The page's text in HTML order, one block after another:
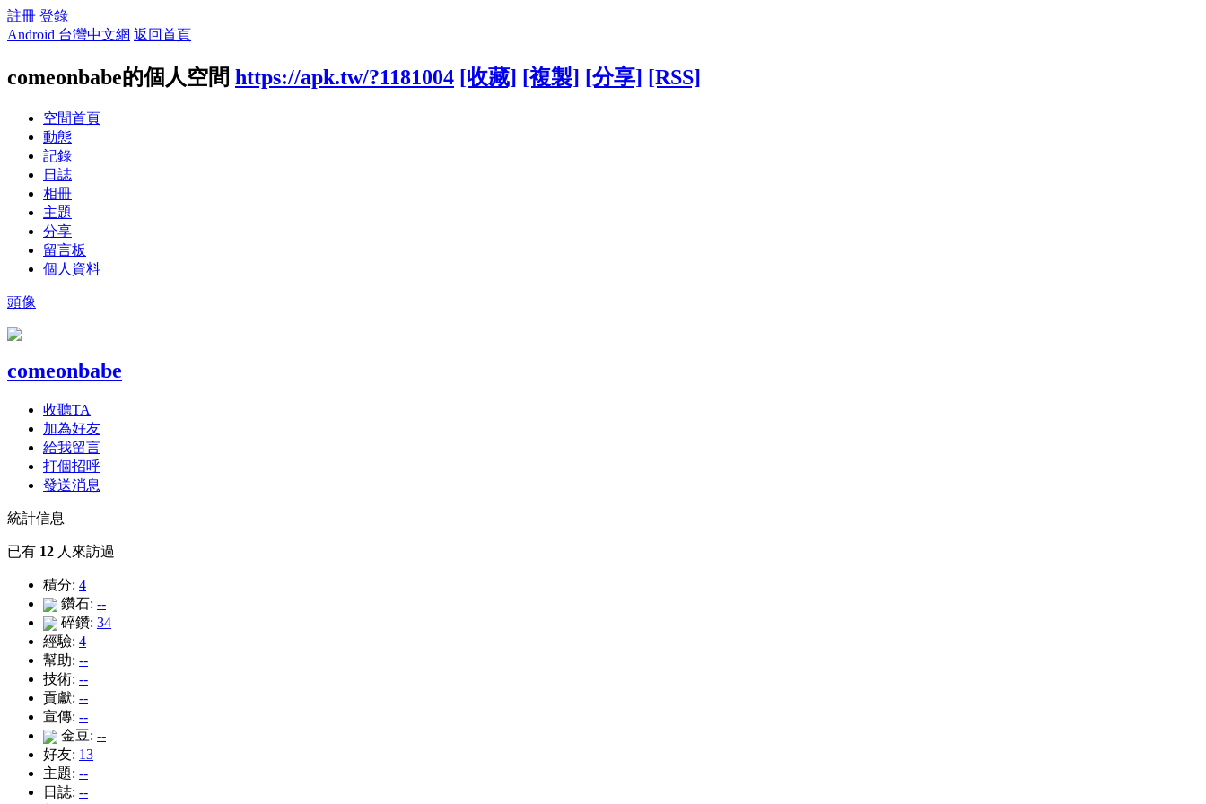
註冊 登錄
Android 台灣中文網 返回首頁
comeonbabe的個人空間 https://apk.tw/?1181004 [收藏] [複製] [分享] [RSS]
空間首頁
動態
記錄
日誌
相冊
主題
分享
留言板
個人資料
頭像
comeonbabe
收聽TA
加為好友
給我留言
打個招呼
發送消息
統計信息
已有 12 人來訪過
積分: 4
鑽石: --
碎鑽: 34
經驗: 4
幫助: --
技術: --
貢獻: --
宣傳: --
金豆: --
好友: 13
主題: --
日誌: --